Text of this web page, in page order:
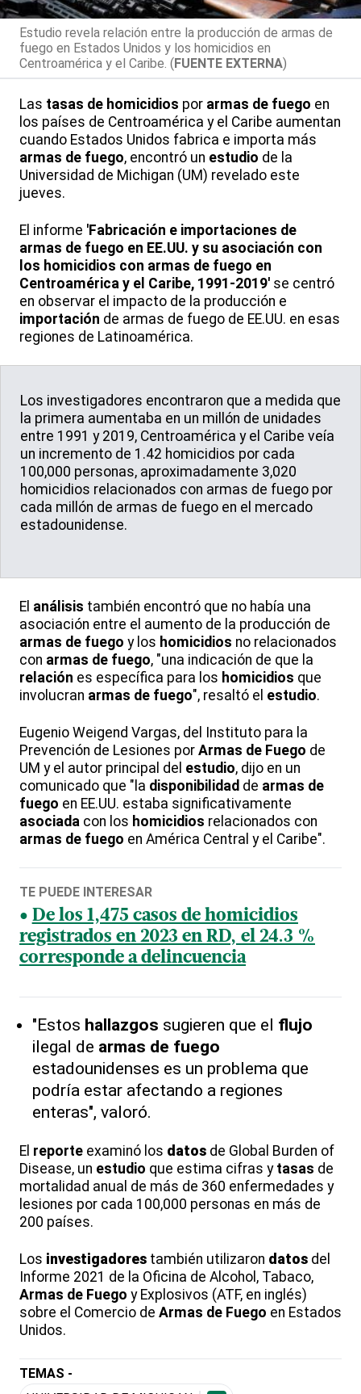
Estudio revela relación entre la producción de armas de
fuego en Estados Unidos y los homicidios en
Centroamérica y el Caribe. (FUENTE EXTERNA)
Las tasas de homicidios por armas de fuego en
los países de Centroamérica y el Caribe aumentan
cuando Estados Unidos fabrica e importa más
armas de fuego, encontró un estudio de la
Universidad de Michigan (UM) revelado este
jueves.
El informe 'Fabricación e importaciones de
armas de fuego en EE.UU. y su asociación con
los homicidios con armas de fuego en
Centroamérica y el Caribe, 1991-2019' se centró
en observar el impacto de la producción e
importación de armas de fuego de EE.UU. en esas
regiones de Latinoamérica.
Los investigadores encontraron que a medida que
la primera aumentaba en un millón de unidades
entre 1991 y 2019, Centroamérica y el Caribe veía
un incremento de 1.42 homicidios por cada
100,000 personas, aproximadamente 3,020
homicidios relacionados con armas de fuego por
cada millón de armas de fuego en el mercado
estadounidense.
El análisis también encontró que no había una
asociación entre el aumento de la producción de
armas de fuego y los homicidios no relacionados
con armas de fuego, "una indicación de que la
relación es específica para los homicidios que
involucran armas de fuego", resaltó el estudio.
Eugenio Weigend Vargas, del Instituto para la
Prevención de Lesiones por Armas de Fuego de
UM y el autor principal del estudio, dijo en un
comunicado que "la disponibilidad de armas de
fuego en EE.UU. estaba significativamente
asociada con los homicidios relacionados con
armas de fuego en América Central y el Caribe".
TE PUEDE INTERESAR
De los 1,475 casos de homicidios
registrados en 2023 en RD, el 24.3 %
corresponde a delincuencia
"Estos hallazgos sugieren que el flujo
ilegal de armas de fuego
estadounidenses es un problema que
podría estar afectando a regiones
enteras", valoró.
El reporte examinó los datos de Global Burden of
Disease, un estudio que estima cifras y tasas de
mortalidad anual de más de 360 enfermedades y
lesiones por cada 100,000 personas en más de
200 países.
Los investigadores también utilizaron datos del
Informe 2021 de la Oficina de Alcohol, Tabaco,
Armas de Fuego y Explosivos (ATF, en inglés)
sobre el Comercio de Armas de Fuego en Estados
Unidos.
TEMAS -